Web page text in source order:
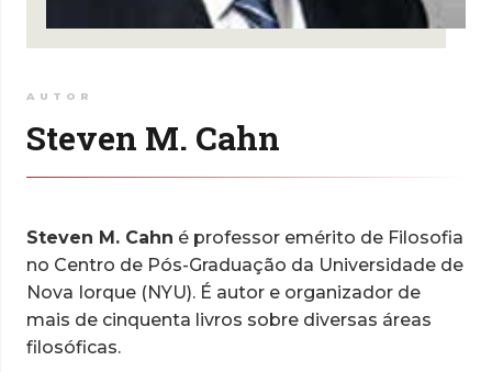
AUTOR
Steven M. Cahn
Steven M. Cahn é professor emérito de Filosofia
no Centro de Pós-Graduação da Universidade de
Nova Iorque (NYU). É autor e organizador de
mais de cinquenta livros sobre diversas áreas
filosóficas.